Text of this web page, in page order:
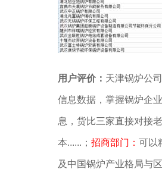
用户评价： 天津锅炉公
信息数据，掌握锅炉企
息，货比三家直接对接老
本......； 招商部门： 可以
及中国锅炉产业格局与